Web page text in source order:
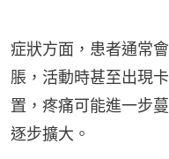
症狀方面，患者通常
脹，活動時甚至出現
置，疼痛可能進一步
逐步擴大。